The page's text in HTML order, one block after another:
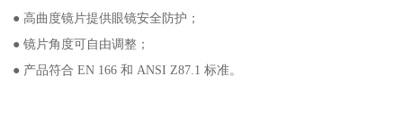
● 高曲度镜片提供眼镜安全防护；
● 镜片角度可自由调整；
● 产品符合 EN 166 和 ANSI Z87.1 标准。